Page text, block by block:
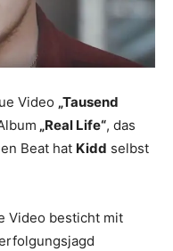
Video „Tausend
„Real Life“, das
Beat hat Kidd selbst
Video besticht mit